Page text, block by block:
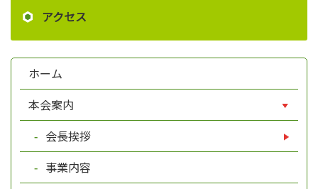
アクセス
ホーム
本会案内
会長挨拶
事業内容